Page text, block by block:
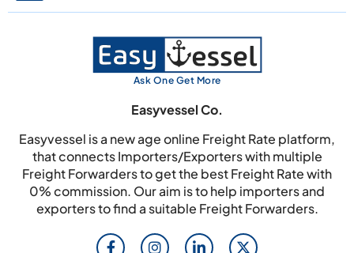
Ask One Get More
Easyvessel Co.
Easyvessel is a new age online Freight Rate platform,
that connects Importers/Exporters with multiple
Freight Forwarders to get the best Freight Rate with
0% commission. Our aim is to help importers and
exporters to find a suitable Freight Forwarders.